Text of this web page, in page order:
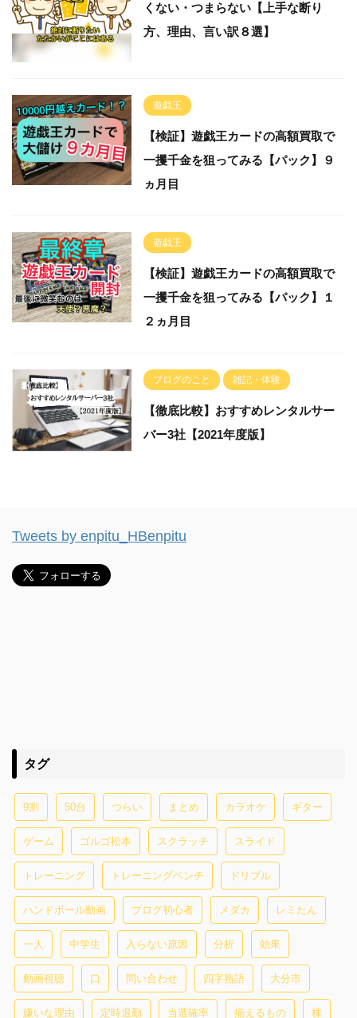
くない・つまらない【上手な断り
方、理由、言い訳８選】
遊戯王
【検証】遊戯王カードの高額買取で
一攫千金を狙ってみる【パック】９
ヵ月目
遊戯王
【検証】遊戯王カードの高額買取で
一攫千金を狙ってみる【パック】１
２ヵ月目
ブログのこと 雑記・体験
【徹底比較】おすすめレンタルサー
バー3社【2021年度版】
Tweets by enpitu_HBenpitu
タグ
9割 50台 つらい まとめ カラオケ ギター
ゲーム ゴルゴ松本 スクラッチ スライド
トレーニング トレーニングベンチ ドリブル
ハンドボール動画 ブログ初心者 メダカ レミたん
一人 中学生 入らない原因 分析 効果
動画視聴 口 問い合わせ 四字熟語 大分市
嫌いな理由 定時退勤 当選確率 揃えるもの 株